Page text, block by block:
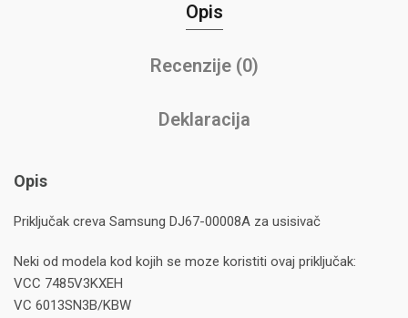
Opis
Recenzije (0)
Deklaracija
Opis
Priključak creva Samsung DJ67-00008A za usisivač
Neki od modela kod kojih se moze koristiti ovaj priključak:
VCC 7485V3KXEH
VC 6013SN3B/KBW